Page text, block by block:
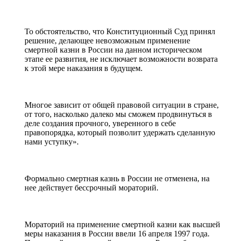
То обстоятельство, что Конституционный Суд принял
решение, делающее невозможным применение
смертной казни в России на данном историческом
этапе ее развития, не исключает возможности возврата
к этой мере наказания в будущем.
Многое зависит от общей правовой ситуации в стране,
от того, насколько далеко мы сможем продвинуться в
деле создания прочного, уверенного в себе
правопорядка, который позволит удержать сделанную
нами уступку».
Формально смертная казнь в России не отменена, на
нее действует бессрочный мораторий.
Мораторий на применение смертной казни как высшей
меры наказания в России ввели 16 апреля 1997 года.